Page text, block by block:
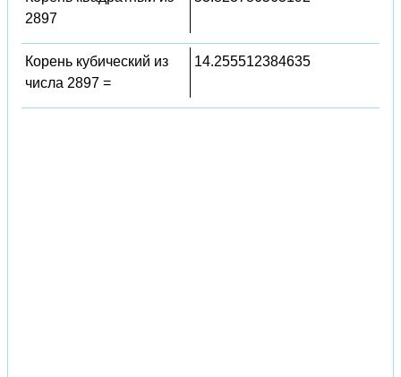
2897
Корень кубический из
числа 2897 =
14.255512384635